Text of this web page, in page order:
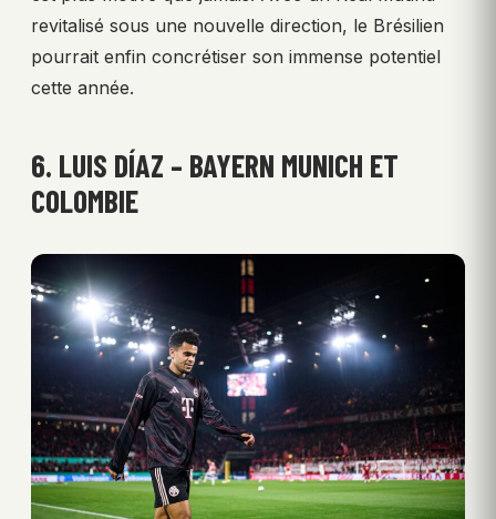
revitalisé sous une nouvelle direction, le Brésilien
pourrait enfin concrétiser son immense potentiel
cette année.
6. LUIS DÍAZ – BAYERN MUNICH ET
COLOMBIE